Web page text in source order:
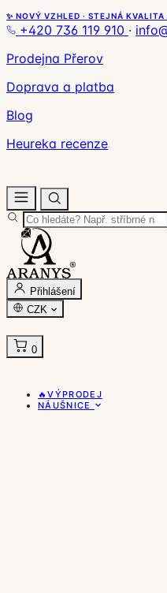
✨ NOVÝ VZHLED · STEJNÁ
+420 736 119 910 ·
Prodejna Přerov
Doprava a platba
Blog
Heureka recenze
Přihlášení
CZK
0
🔥VÝPRODEJ
NÁUŠNICE